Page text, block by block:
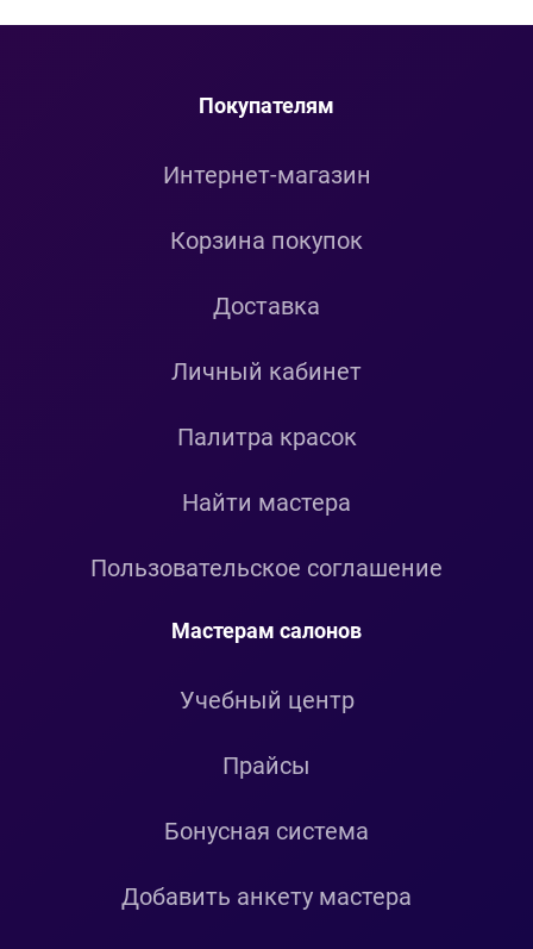
Покупателям
Интернет-магазин
Корзина покупок
Доставка
Личный кабинет
Палитра красок
Найти мастера
Пользовательское соглашение
Мастерам салонов
Учебный центр
Прайсы
Бонусная система
Добавить анкету мастера